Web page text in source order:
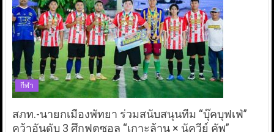
กีฬา
สภท.-นายกเมืองพัทยา ร่วมสนับสนุนทีม “บุ๊คบุฟเฟ่”
คว้าอันดับ 3 ศึกฟุตซอล “เกาะล้าน × นัควีย์ คัพ”